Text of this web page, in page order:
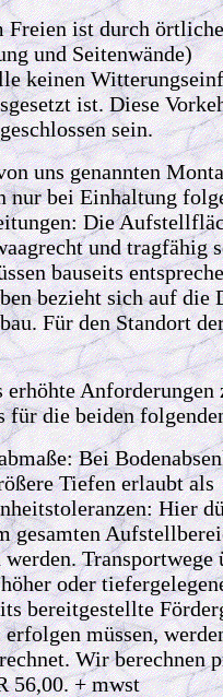
ist durch örtliche
und Seitenwände)
keinen
ist. Diese
sein.
uns genannten
nur bei Einhaltung
Die
und tragfähig
bauseits
bezieht sich auf die
Für den Standort
Anforderungen
für die beiden
Bei
Tiefen erlaubt als
Hier
gesamten
Transportwege
oder
bereitgestellte
müssen,
Wir berechnen
56,00. + mwst